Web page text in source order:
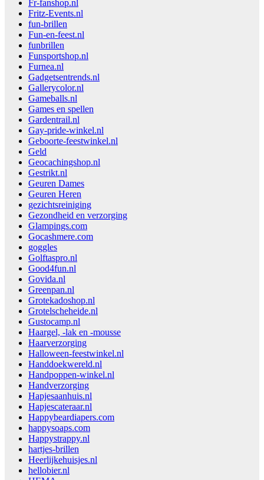
Fr-fanshop.nl
Fritz-Events.nl
fun-brillen
Fun-en-feest.nl
funbrillen
Funsportshop.nl
Furnea.nl
Gadgetsentrends.nl
Gallerycolor.nl
Gameballs.nl
Games en spellen
Gardentrail.nl
Gay-pride-winkel.nl
Geboorte-feestwinkel.nl
Geld
Geocachingshop.nl
Gestrikt.nl
Geuren Dames
Geuren Heren
gezichtsreiniging
Gezondheid en verzorging
Glampings.com
Gocashmere.com
goggles
Golftaspro.nl
Good4fun.nl
Govida.nl
Greenpan.nl
Grotekadoshop.nl
Grotelscheheide.nl
Gustocamp.nl
Haargel, -lak en -mousse
Haarverzorging
Halloween-feestwinkel.nl
Handdoekwereld.nl
Handpoppen-winkel.nl
Handverzorging
Hapjesaanhuis.nl
Hapjescateraar.nl
Happybeardiapers.com
happysoaps.com
Happystrappy.nl
hartjes-brillen
Heerlijkehuisjes.nl
hellobier.nl